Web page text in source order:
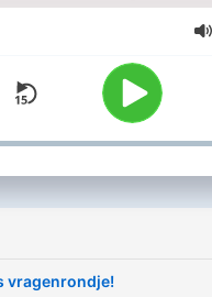
vragenrondje!